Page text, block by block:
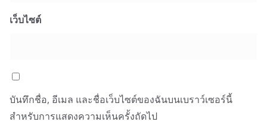
เว็บไซต์
บันทึกชื่อ, อีเมล และชื่อเว็บไซต์ของฉันบนเบราว์เซอร์นี้
สำหรับการแสดงความเห็นครั้งถัดไป